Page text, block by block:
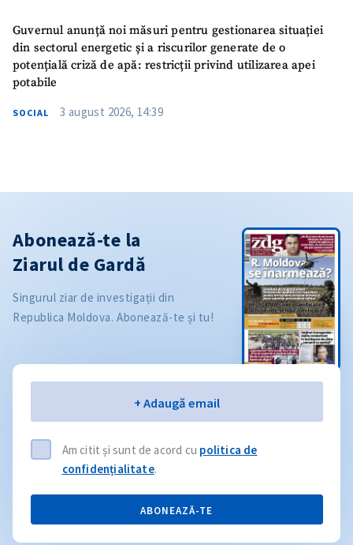
Guvernul anunță noi măsuri pentru gestionarea situației
din sectorul energetic și a riscurilor generate de o
potențială criză de apă: restricții privind utilizarea apei
potabile
SOCIAL 3 august 2026, 14:39
Abonează-te la
Ziarul de Gardă
Singurul ziar de investigații din
Republica Moldova. Abonează-te și tu!
+ Adaugă email
Am citit și sunt de acord cu politica de
confidențialitate.
ABONEAZĂ-TE